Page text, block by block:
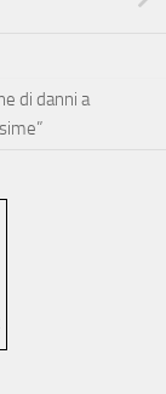
di danni a